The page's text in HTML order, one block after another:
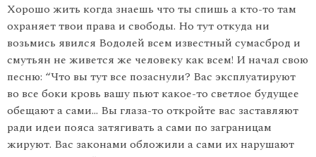
Хорошо жить когда знаешь что ты спишь а кто-то там
охраняет твои права и свободы. Но тут откуда ни
возьмись явился Водолей всем известный сумасброд и
смутьян не живется же человеку как всем! И начал свою
песню: “Что вы тут все позаснули? Вас эксплуатируют
во все боки кровь вашу пьют какое-то светлое будущее
обещают а сами… Вы глаза-то откройте вас заставляют
ради идеи пояса затягивать а сами по заграницам
жируют. Вас законами обложили а сами их нарушают